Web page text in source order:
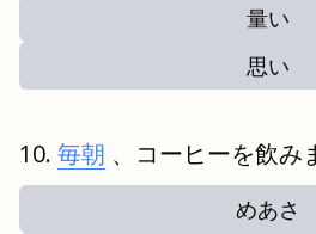
量い
思い
毎朝 、コーヒーを飲み
めあさ